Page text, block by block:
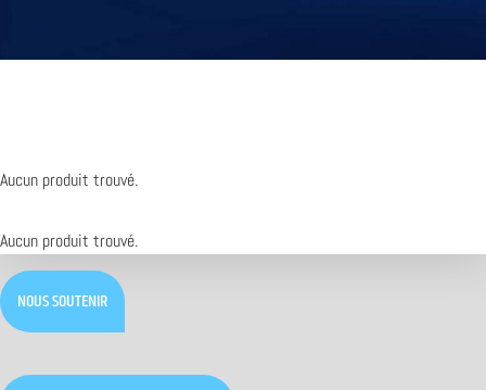
Aucun produit trouvé.
Aucun produit trouvé.
NOUS SOUTENIR